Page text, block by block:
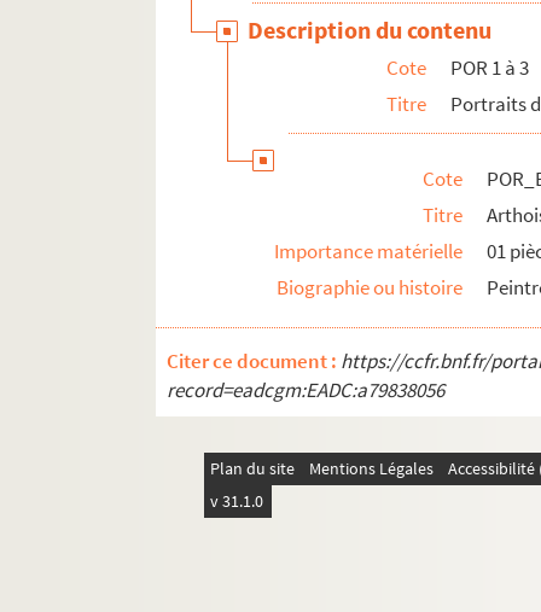
POR_Boîte 03_Pochette 74. Auguste,
POR_Boîte 03_Pochette 75. Augustin,
POR_Boîte 03_Pochette 76. Augustin,
POR_Boîte 03_Pochette 77. Aumale,
POR_Boîte 03_Pochette 78. Aumale,
POR_Boîte 03_Pochette 79. Aumont,
POR_Boîte 03_Pochette 80. Aurengzebe
POR_Boîte 03_Pochette 81. Auria,
POR_Boîte 03_Pochette 82. Avalos,
POR_Boîte 03_Pochette 83. Aventin,
POR_Boîte 03_Pochette 84. Avesnes,
POR_Boîte 03_Pochette 86. Avila,
POR_Boîte 03_Pochette 87. Avila,
Description du contenu
Cote
POR 1 à 3
Titre
Portraits
Cote
Titre
Importance matérielle
01
Biographie ou histoire
Citer ce document : https://ccfr.bnf.fr/
record=eadcgm:EADC:a79838056
Plan du site Mentions Légales
v 31.1.0